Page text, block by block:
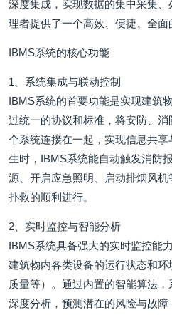
深度集成，实现数据的集中采集
理者提供了一个高效、便捷、全面
IBMS系统的核心功能
1、系统集成与联动控制
IBMS系统的首要功能是实现建筑
过统一的协议和标准，将安防、
个系统连接在一起，实现信息共
生时，IBMS系统能自动触发消防
源、开启应急照明、启动排烟风
扑救的顺利进行。
2、实时监控与智能分析
IBMS系统具备强大的实时监控能
建筑物内各类设备的运行状态和
质量等）。通过内置的智能算法
深度分析，预测潜在的风险与故